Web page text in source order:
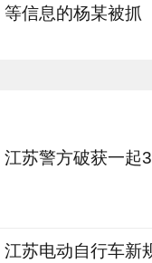
等信息的杨某被抓
江苏警方破获一起
江苏电动自行车新